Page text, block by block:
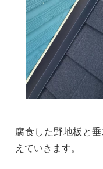
腐食した野地板と
えていきます。